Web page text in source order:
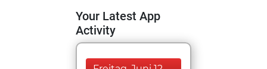
Your Latest App
Activity